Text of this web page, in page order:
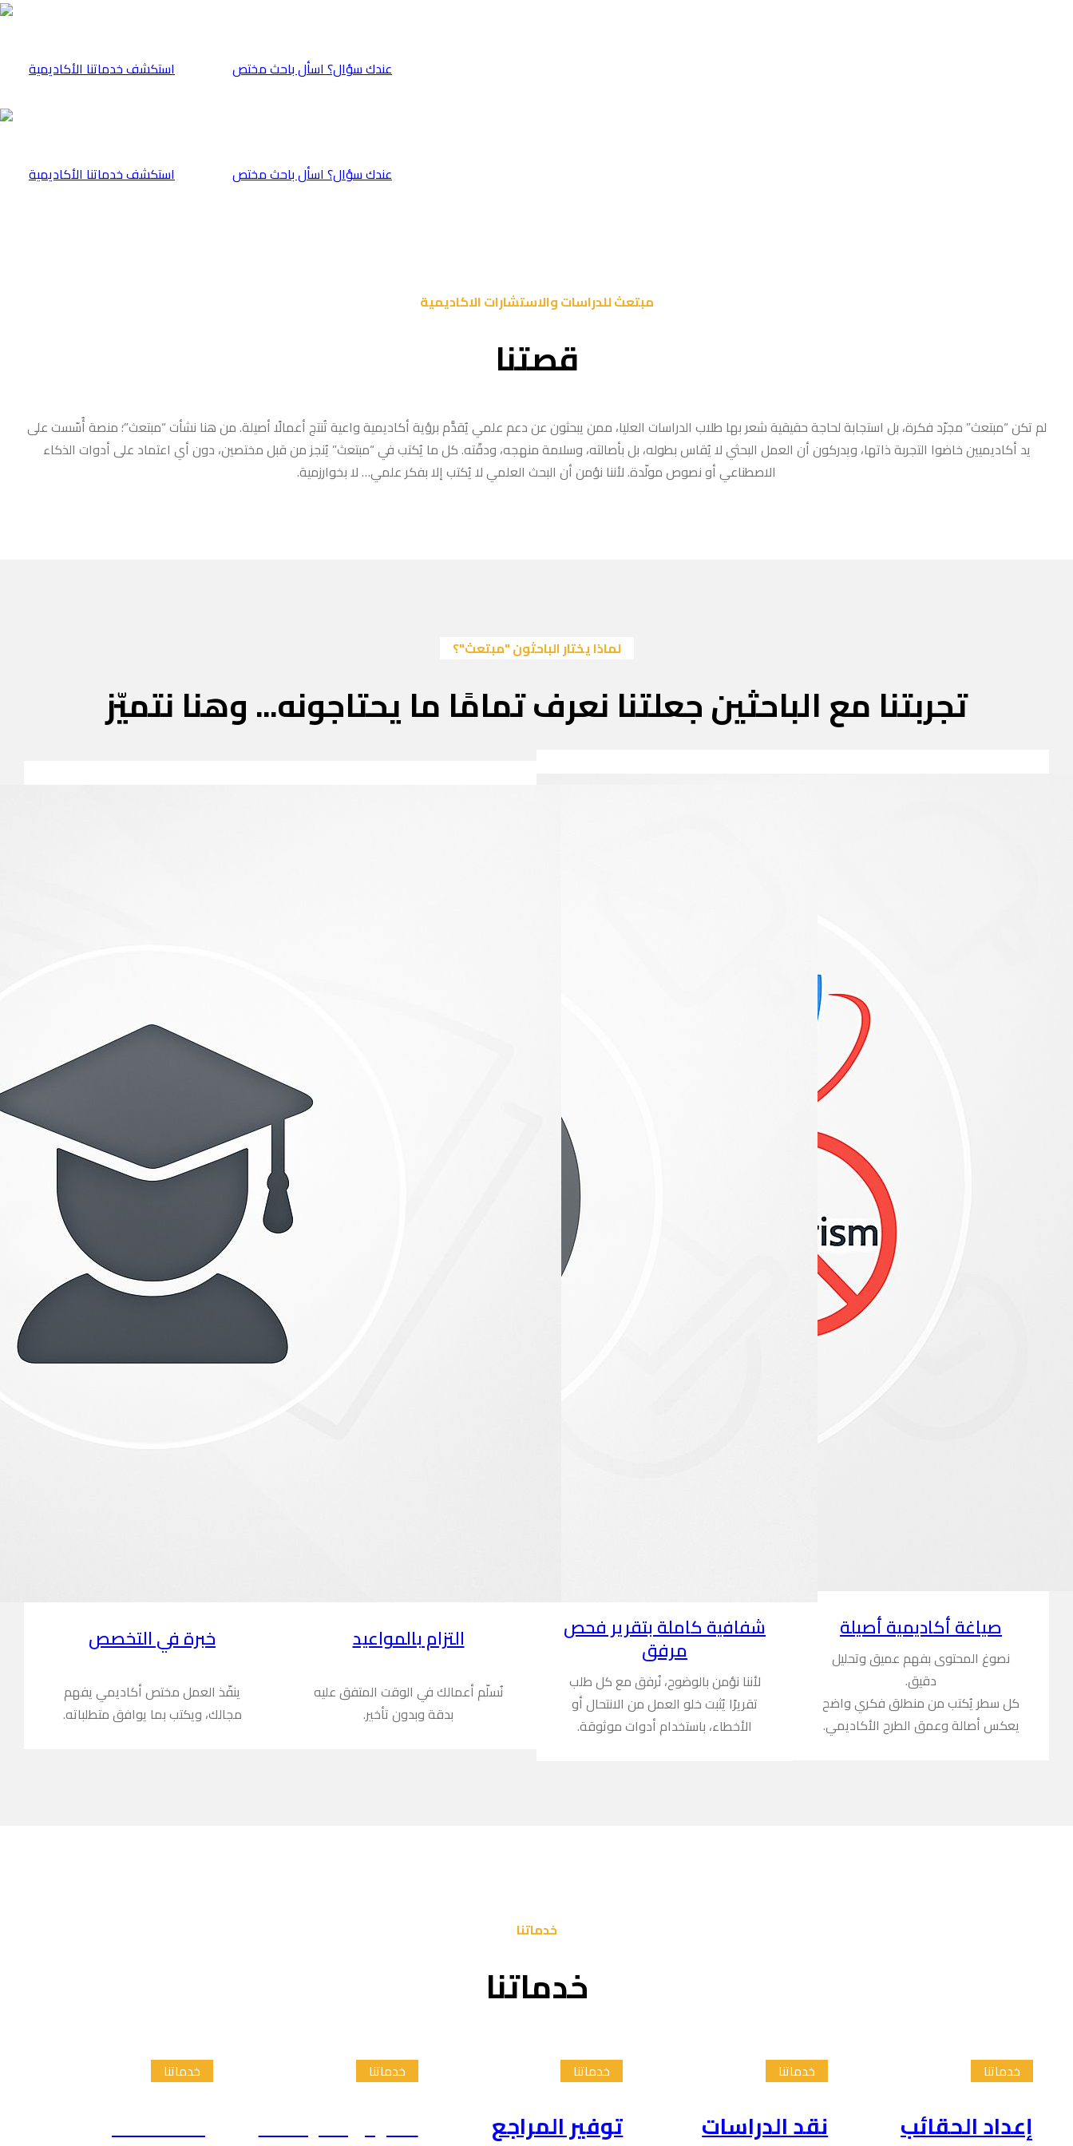
⁠استكشف خدماتنا الأكاديمية عندك سؤال؟ اسأل باحث مختص
⁠استكشف خدماتنا الأكاديمية عندك سؤال؟ اسأل باحث مختص
مبتعث للدراسات والاستشارات الاكاديمية
قصتنا
لم تكن “مبتعث” مجرّد فكرة، بل استجابة لحاجة حقيقية شعر بها طلاب الدراسات العليا، ممن يبحثون عن دعم علمي يُقدَّم برؤية أكاديمية واعية تُنتج أعمالًا أصيلة. من هنا نشأت “مبتعث”؛ منصة أُسّست على
يد أكاديميين خاضوا التجربة ذاتها، ويدركون أن العمل البحثي لا يُقاس بطوله، بل بأصالته، وسلامة منهجه، ودقّته. كل ما يُكتب في “مبتعث” يُنجز من قبل مختصين، دون أي اعتماد على أدوات الذكاء
الاصطناعي أو نصوص مولّدة. لأننا نؤمن أن البحث العلمي لا يُكتب إلا بفكر علمي… لا بخوارزمية.
لماذا يختار الباحثون "مبتعث"؟
تجربتنا مع الباحثين جعلتنا نعرف تمامًا ما يحتاجونه... وهنا نتميّز
صياغة أكاديمية أصيلة
نصوغ المحتوى بفهم عميق وتحليل
دقيق.
كل سطر يُكتب من منطلق فكري واضح
يعكس أصالة وعمق الطرح الأكاديمي.
شفافية كاملة بتقرير فحص
مرفق
لأننا نؤمن بالوضوح، نُرفق مع كل طلب
تقريرًا يُثبت خلو العمل من الانتحال أو
الأخطاء، باستخدام أدوات موثوقة.
التزام بالمواعيد
نُسلّم أعمالك في الوقت المتفق عليه
بدقة وبدون تأخير.
خبرة في التخصص
ينفّذ العمل مختص أكاديمي يفهم
مجالك، ويكتب بما يوافق متطلباته.
خدماتنا
خدماتنا
خدماتنا
إعداد الحقائب
خدماتنا
نقد الدراسات
خدماتنا
توفير المراجع
خدماتنا
تلخيص الدراسات
خدماتنا
إعداد الاطار